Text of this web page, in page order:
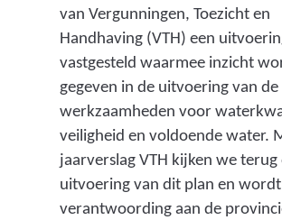
van Vergunningen, Toezicht en
Handhaving (VTH) een
vastgesteld waarmee inzicht
gegeven in de uitvoering van de
werkzaamheden voor
veiligheid en voldoende water.
jaarverslag VTH kijken we terug
uitvoering van dit plan en wordt
verantwoording aan de